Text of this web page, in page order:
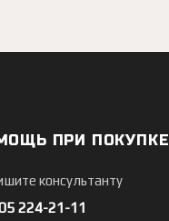
ПРИ ПОКУПКЕ
консультанту
224-21-11